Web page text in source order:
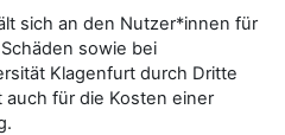
sich an den Nutzer*innen für
sowie bei
Klagenfurt durch Dritte
für die Kosten einer